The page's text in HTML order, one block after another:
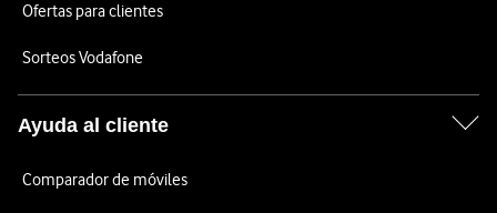
Ofertas para clientes
Sorteos Vodafone
Ayuda al cliente
Comparador de móviles